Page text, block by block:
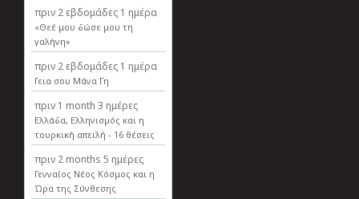
πριν 2 εβδομάδες 1 ημέρα
«Θεέ μου δώσε μου τη
γαλήνη»
πριν 2 εβδομάδες 1 ημέρα
Γεια σου Μάνα Γη
πριν 1 month 3 ημέρες
Ελλάδα, Ελληνισµός και η
τουρκική απειλή - 16 θέσεις
πριν 2 months 5 ημέρες
Γενναίος Νέος Κόσμος και η
Ώρα της Σύνθεσης